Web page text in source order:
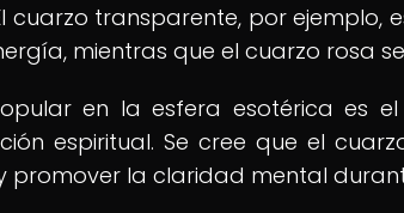
cuarzo transparente, por ejemplo,
mientras que el cuarzo rosa
en la esfera esotérica es
espiritual. Se cree que el
promover la claridad mental